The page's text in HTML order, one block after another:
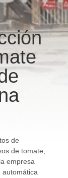
de
de tomate,
empresa
automática